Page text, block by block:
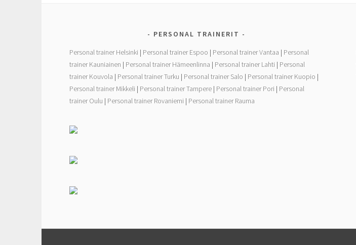
k
PERSONAL TRAINERIT
Personal trainer Helsinki | Personal trainer Espoo | Personal trainer Vantaa | Personal
trainer Kauniainen | Personal trainer Hämeenlinna | Personal trainer Lahti | Personal
trainer Kouvola | Personal trainer Turku | Personal trainer Salo | Personal trainer Kuopio |
Personal trainer Mikkeli | Personal trainer Tampere| Personal trainer Pori | Personal
trainer Oulu | Personal trainer Rovaniemi | Personal trainer Rauma